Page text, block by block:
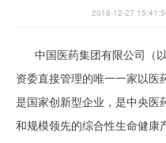
2018-12-27
中国医药集团有限公司（以
资委直接管理的唯一一家以医
是国家创新型企业，是中央医
和规模领先的综合性生命健康